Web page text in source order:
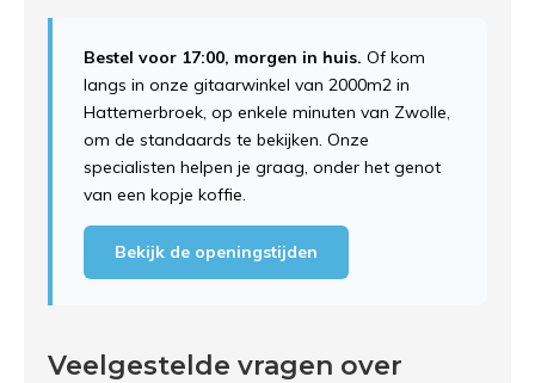
Bestel voor 17:00, morgen in huis. Of kom
langs in onze gitaarwinkel van 2000m2 in
Hattemerbroek, op enkele minuten van Zwolle,
om de standaards te bekijken. Onze
specialisten helpen je graag, onder het genot
van een kopje koffie.
Bekijk de openingstijden
Veelgestelde vragen over